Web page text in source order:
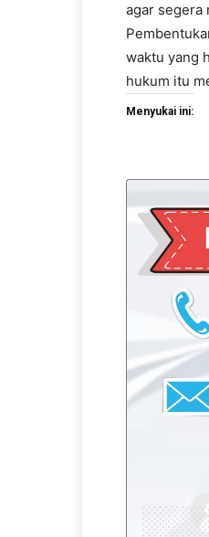
agar segera
waktu yang
hukum itu
Menyukai ini: